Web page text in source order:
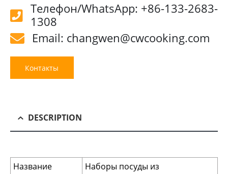
Телефон/WhatsApp: +86-133-2683-
1308
Email: changwen@cwcooking.com
Контакты
DESCRIPTION
Название
Наборы посуды из